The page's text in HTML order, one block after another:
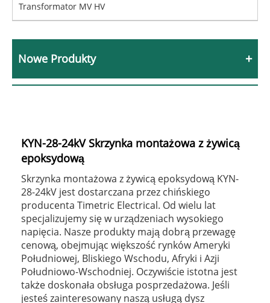
Transformator MV HV
Nowe Produkty
KYN-28-24kV Skrzynka montażowa z żywicą
epoksydową
Skrzynka montażowa z żywicą epoksydową KYN-
28-24kV jest dostarczana przez chińskiego
producenta Timetric Electrical. Od wielu lat
specjalizujemy się w urządzeniach wysokiego
napięcia. Nasze produkty mają dobrą przewagę
cenową, obejmując większość rynków Ameryki
Południowej, Bliskiego Wschodu, Afryki i Azji
Południowo-Wschodniej. Oczywiście istotna jest
także doskonała obsługa posprzedażowa. Jeśli
jesteś zainteresowany naszą usługą dysz